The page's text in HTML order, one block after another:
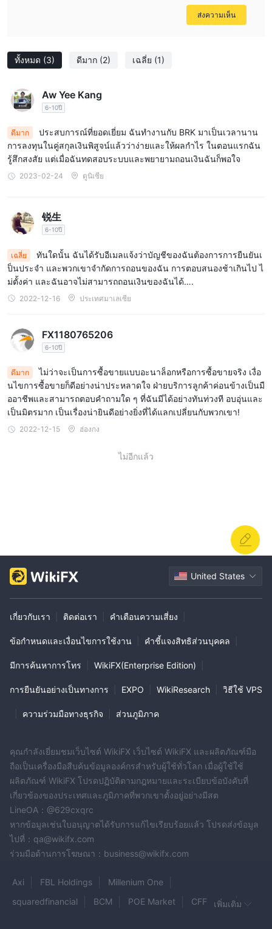
ทั้งหมด (3) ดีมาก (2) เฉลี่ย (1)
Aw Yee Kang
6-10ปี
ดีมาก
ประสบการณ์ที่ยอดเยี่ยม ฉันทำงานกับ BRK มาเป็นเวลานาน
การลงทุนในคู่สกุลเงินพิสูจน์แล้วว่าง่ายและให้ผลกำไร ในตอนแรกฉัน
รู้สึกสงสัย แต่เมื่อฉันทดสอบระบบและพยายามถอนเงินฉันก็พอใจ
2023-02-24 ตูนิเซีย
锐生
6-10ปี
เฉลี่ย
ทันใดนั้น ฉันได้รับอีเมลแจ้งว่าบัญชีของฉันต้องการการยืนยันเ
ป็นประจำ และพวกเขาจำกัดการถอนของฉัน การตอบสนองช้าเกินไป ไ
ม่ตั้งค่า และฉันอาจไม่สามารถถอนเงินของฉันได้….
2022-12-16 ประเทศมาเลเซีย
FX1180765206
6-10ปี
ดีมาก
ไม่ว่าจะเป็นการซื้อขายแบบอะนาล็อกหรือการซื้อขายจริง เงื่อ
นไขการซื้อขายก็ดีอย่างน่าประหลาดใจ ฝ่ายบริการลูกค้าค่อนข้างเป็นมื
ออาชีพและสามารถตอบคำถามใด ๆ ที่ฉันมีได้อย่างทันท่วงที อบอุ่นและ
เป็นมิตรมาก เป็นเรื่องน่ายินดีอย่างยิ่งที่ได้แลกเปลี่ยนกับพวกเขา!
2022-12-15 ฮ่องกง
ไม่อีกแล้ว
ส่งความเห็น
United States
เกี่ยวกับเรา ติดต่อเรา คำเตือนความเสี่ยง
ข้อกำหนดและเงื่อนไขการใช้งาน คำชี้แจงสิทธิส่วนบุคคล
มีการค้นหาการโทร WikiFX(Enterprise Edition)
การยืนยันอย่างเป็นทางการ EXPO WikiResearch วิธีใช้ VPS
ความร่วมมือทางธุรกิจ ส่วนภูมิภาค
คุณกำลังเยี่ยมชมเว็บไซต์ WikiFX เว็บไซต์ WikiFX และผลิตภัณฑ์มือ
ถือเป็นเครื่องมือสืบค้นข้อมูลองค์กรสำหรับผู้ใช้ทั่วโลก เมื่อผู้ใช้ใช้
ผลิตภัณฑ์ WikiFX โปรดปฏิบัติตามกฎหมายและระเบียบข้อบังคับที่
เกี่ยวข้องของประเทศและภูมิภาคที่พวกเขาตั้งอยู่อย่างมีสต
LineOA：@629cxqrc
หากข้อมูลเช่นใบอนุญาตได้รับการแก้ไขเรียบร้อยแล้ว โปรดส่งข้อมูล
ไปที่：qa@wikifx.com
ร่วมมือด้านการโฆษณา：business@wikifx.com
Axi FBL Holdings
Millenium One
squaredfinancial
BCM POE Market
CFFOREXเพิ่มเติม